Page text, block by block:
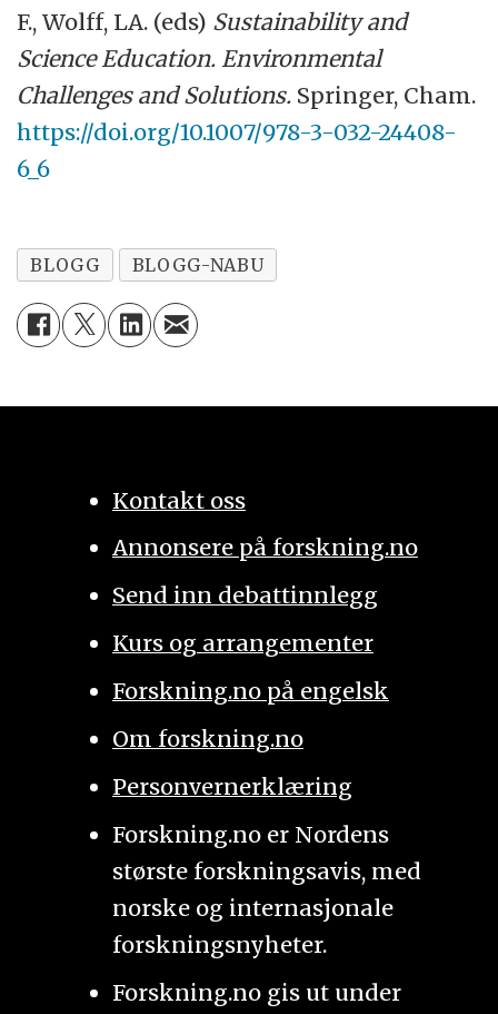
F., Wolff, LA. (eds) Sustainability and
Science Education. Environmental
Challenges and Solutions. Springer, Cham.
https://doi.org/10.1007/978-3-032-24408-
6_6
BLOGG BLOGG-NABU
Kontakt oss
Annonsere på forskning.no
Send inn debattinnlegg
Kurs og arrangementer
Forskning.no på engelsk
Om forskning.no
Personvernerklæring
Forskning.no er Nordens
største forskningsavis, med
norske og internasjonale
forskningsnyheter.
Forskning.no gis ut under